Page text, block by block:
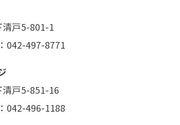
清戸5-801-1
042-497-8771
戸5-851-16
042-496-1188